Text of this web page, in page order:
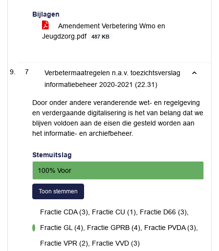
Bijlagen
Amendement Verbetering Wmo en
Jeugdzorg.pdf
487 KB
7
Verbetermaatregelen n.a.v. toezichtsverslag
informatiebeheer 2020-2021 (22.31)
Door onder andere veranderende wet- en regelgeving
en verdergaande digitalisering is het van belang dat we
blijven voldoen aan de eisen die gesteld worden aan
het informatie- en archiefbeheer.
Stemuitslag
100% Voor
Toon stemmen
Fractie CDA (3), Fractie CU (1), Fractie D66 (3),
Fractie GL (4), Fractie GPRB (4), Fractie PVDA (3),
Fractie VPR (2), Fractie VVD (3)